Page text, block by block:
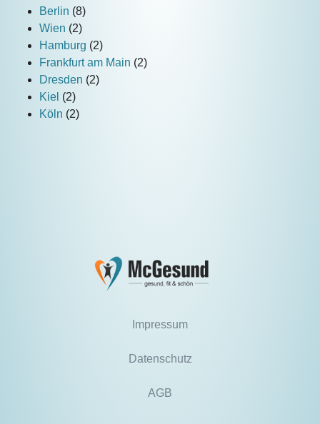
Berlin (8)
Wien (2)
Hamburg (2)
Frankfurt am Main (2)
Dresden (2)
Kiel (2)
Köln (2)
Impressum
Datenschutz
AGB